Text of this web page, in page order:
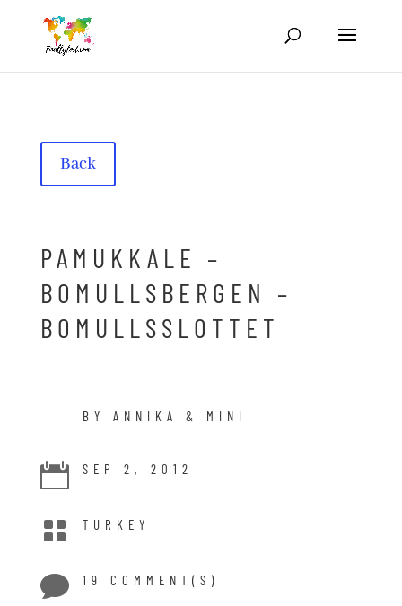
Back
PAMUKKALE –
BOMULLSBERGEN –
BOMULLSSLOTTET
BY ANNIKA & MINI
 SEP 2, 2012
 TURKEY
 19 COMMENT(S)